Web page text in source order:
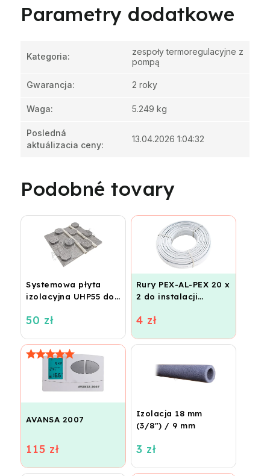
Parametry dodatkowe
Kategoria:
zespoły termoregulacyjne z
pompą
Gwarancja: 2 roky
Waga: 5.249 kg
Posledná
aktuálizacia ceny:
13.04.2026 1:04:32
Podobné tovary
Systemowa płyta
izolacyjna UHP55 do
podłogowego
BASIC)
50 zł
Rury PEX-AL-PEX 20 x
2 do instalacji
ogrzewania
wodnego
4 zł
AVANSA 2007
115 zł
Izolacja 18 mm
(3/8") / 9 mm
3 zł